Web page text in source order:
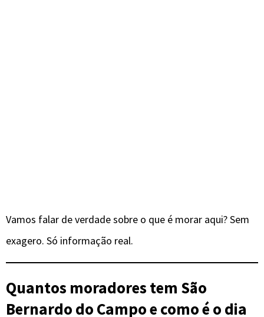
Vamos falar de verdade sobre o que é morar aqui? Sem
exagero. Só informação real.
Quantos moradores tem São
Bernardo do Campo e como é o dia